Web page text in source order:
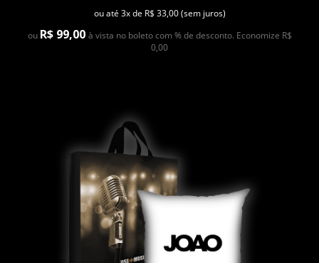
ou até 3x de R$ 33,00 (sem juros)
ou R$ 99,00 à vista no boleto com % de desconto. Economize R$
0,00